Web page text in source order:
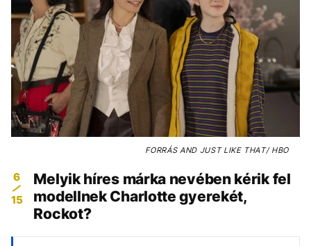
FORRÁSAND JUST LIKE THAT/ HBO
6
15
Melyik híres márka nevében kérik fel
modellnek Charlotte gyerekét,
Rockot?